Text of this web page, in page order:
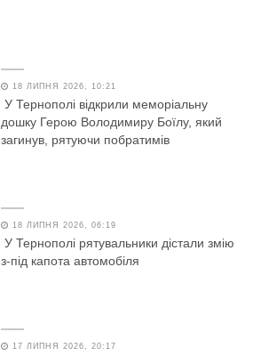
18 ЛИПНЯ 2026, 10:21
У Тернополі відкрили меморіальну
дошку Герою Володимиру Боїлу, який
загинув, рятуючи побратимів
18 ЛИПНЯ 2026, 06:19
У Тернополі рятувальники дістали змію
з-під капота автомобіля
17 ЛИПНЯ 2026, 20:17